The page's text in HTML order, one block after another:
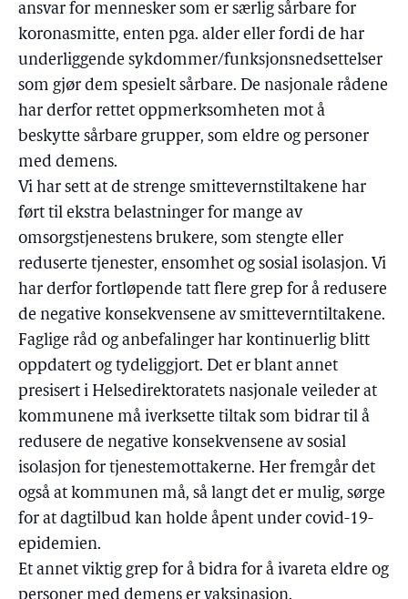
ansvar for mennesker som er særlig sårbare for
koronasmitte, enten pga. alder eller fordi de har
underliggende sykdommer/funksjonsnedsettelser
som gjør dem spesielt sårbare. De nasjonale rådene
har derfor rettet oppmerksomheten mot å
beskytte sårbare grupper, som eldre og personer
med demens.
Vi har sett at de strenge smittevernstiltakene har
ført til ekstra belastninger for mange av
omsorgstjenestens brukere, som stengte eller
reduserte tjenester, ensomhet og sosial isolasjon. Vi
har derfor fortløpende tatt flere grep for å redusere
de negative konsekvensene av smitteverntiltakene.
Faglige råd og anbefalinger har kontinuerlig blitt
oppdatert og tydeliggjort. Det er blant annet
presisert i Helsedirektoratets nasjonale veileder at
kommunene må iverksette tiltak som bidrar til å
redusere de negative konsekvensene av sosial
isolasjon for tjenestemottakerne. Her fremgår det
også at kommunen må, så langt det er mulig, sørge
for at dagtilbud kan holde åpent under covid-19-
epidemien.
Et annet viktig grep for å bidra for å ivareta eldre og